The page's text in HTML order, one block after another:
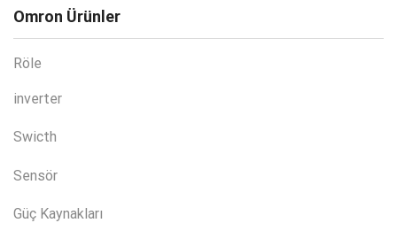
Omron Ürünler
Röle
inverter
Swicth
Sensör
Güç Kaynakları